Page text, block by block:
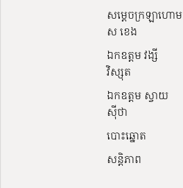
សម្ដេចក្រឡាហោម
ស ខេង
ឯកឧត្តម វង្សី
វិស្សុត
ឯកឧត្តម ស្វាយ
ស៊ីថា
បោះឆ្នោត
សន្តិភាព